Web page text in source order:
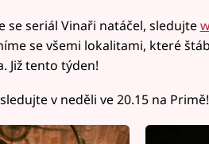
se seriál Vinaři natáčel, sledujte
se všemi lokalitami, které
Již tento týden!
v neděli ve 20.15 na Primě!